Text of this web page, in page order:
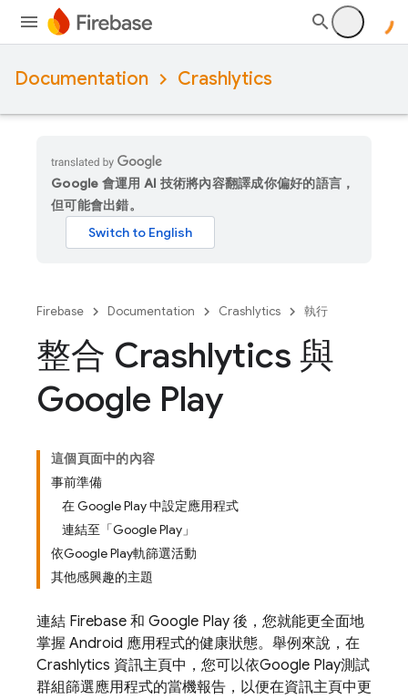
Documentation Crashlytics
Google 會運用 AI 技術將內容翻譯成你偏好的語言，
但可能會出錯。
Firebase Documentation Crashlytics 執行
整合 Crashlytics 與
Google Play
這個頁面中的內容
事前準備
在 Google Play 中設定應用程式
連結至「Google Play」
依Google Play軌篩選活動
其他感興趣的主題
連結 Firebase 和 Google Play 後，您就能更全面地
掌握 Android 應用程式的健康狀態。舉例來說，在
Crashlytics 資訊主頁中，您可以依Google Play測試
群組篩選應用程式的當機報告，以便在資訊主頁中更